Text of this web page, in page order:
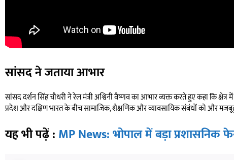
सांसद ने जताया आभार
सांसद दर्शन सिंह चौधरी ने रेल मंत्री अश्विनी वैष्णव का आभार व्यक्त करते हुए कहा कि
प्रदेश और दक्षिण भारत के बीच सामाजिक, शैक्षणिक और व्यावसायिक संबंधों को और
यह भी पढ़ें : MP News: भोपाल में बड़ा